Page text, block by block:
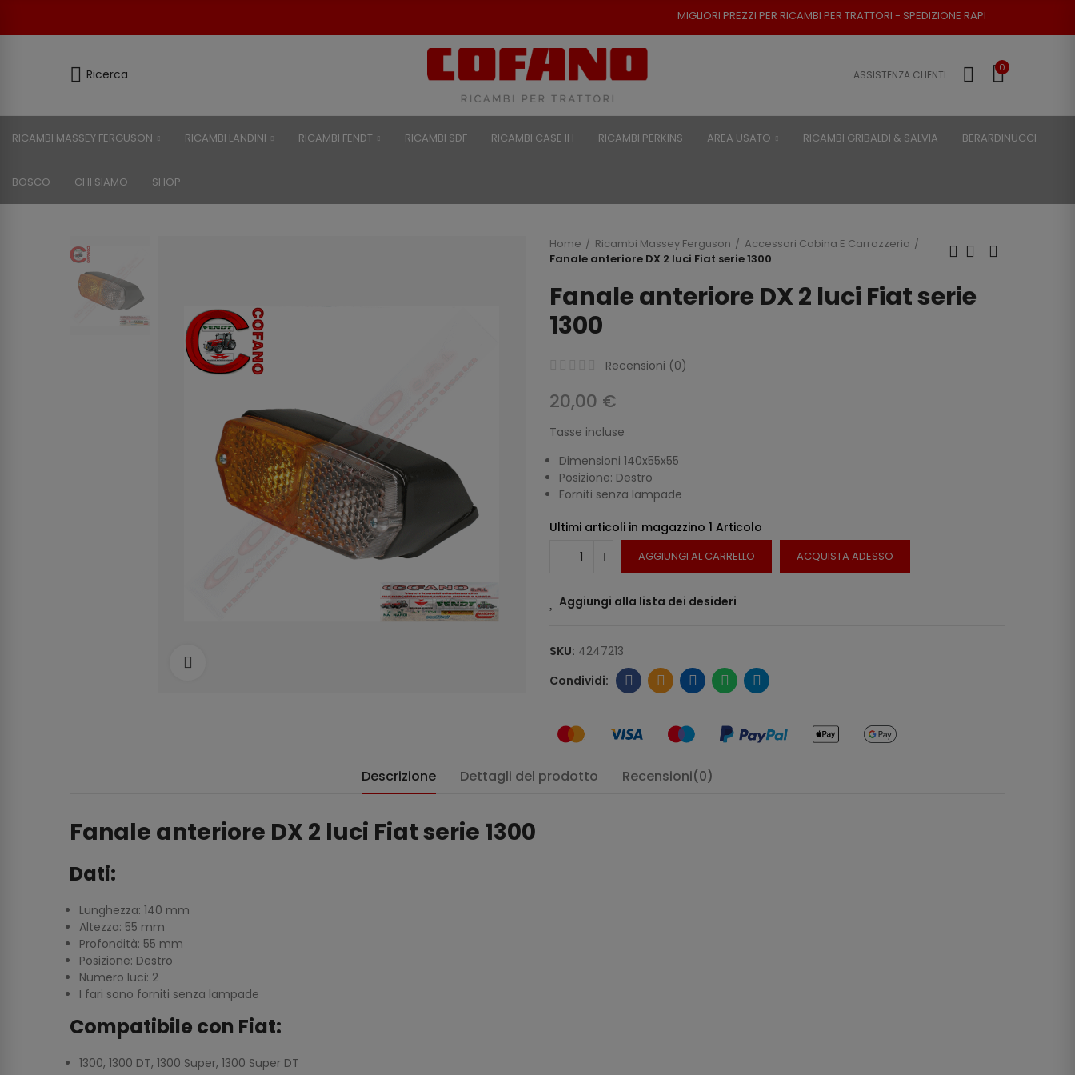
MIGLIORI PREZZI PER RICAMBI PER TRATTORI - SPEDIZIONE RAPIDA - RESO POSSIBILE
Ricerca ASSISTENZA CLIENTI
0
RICAMBI MASSEY FERGUSON RICAMBI LANDINI RICAMBI FENDT RICAMBI SDF RICAMBI CASE IH RICAMBI PERKINS AREA USATO RICAMBI GRIBALDI & SALVIA BERARDINUCCI
BOSCO CHI SIAMO SHOP
Home Ricambi Massey Ferguson
Accessori Cabina E Carrozzeria
Fanale anteriore DX 2 luci Fiat serie 1300
Fanale anteriore DX 2 luci Fiat serie
1300
Recensioni (0)
20,00 €
Tasse incluse
Dimensioni 140x55x55
Posizione: Destro
Forniti senza lampade
Ultimi articoli in magazzino 1 Articolo
AGGIUNGI AL CARRELLO ACQUISTA ADESSO
Aggiungi alla lista dei desideri
SKU: 4247213
Descrizione Dettagli del prodotto Recensioni(0)
Fanale anteriore DX 2 luci Fiat serie 1300
Dati:
Lunghezza: 140 mm
Altezza: 55 mm
Profondità: 55 mm
Posizione: Destro
Numero luci: 2
I fari sono forniti senza lampade
Compatibile con Fiat:
1300, 1300 DT, 1300 Super, 1300 Super DT